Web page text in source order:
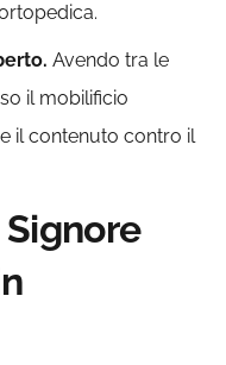
Avendo tra le
il mobilificio
il contenuto contro il